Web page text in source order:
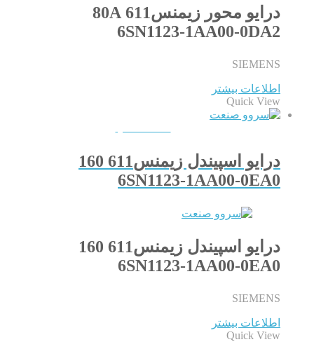
درایو محور زیمنس611 80A
6SN1123-1AA00-0DA2
SIEMENS
اطلاعات بیشتر
Quick View
درایو اسپیندل زیمنس611 160
6SN1123-1AA00-0EA0
درایو اسپیندل زیمنس611 160
6SN1123-1AA00-0EA0
SIEMENS
اطلاعات بیشتر
Quick View